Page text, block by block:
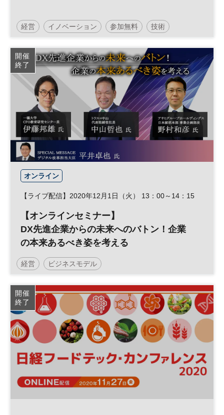
経営 イノベーション 参加無料 技術
日経ビジネスイノベーションフォーラム
開催
終了
オンライン
【ライブ配信】2020年12月1日（火） 13：00～14：15
【オンラインセミナー】
DX先進企業からの未来へのバトン！企業
の本来あるべき姿を考える
経営 ビジネスモデル
デジタルトランスフォーメーション DX
日経オンラインセミナー
開催
終了